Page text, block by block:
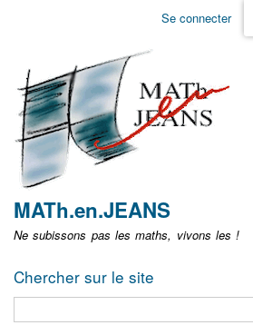
Aller
non
identifié
Se connecter
MATh.en.JEANS
Ne subissons pas les maths, vivons les !
Chercher sur le site